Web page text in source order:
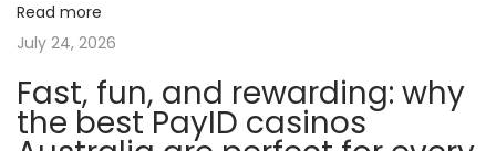
ث
و
ق
ة
ك
Read more
July 24, 2026
Fast, fun, and rewarding: why
the best PayID casinos